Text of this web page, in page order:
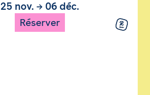
25 nov. → 06 déc.
Réserver